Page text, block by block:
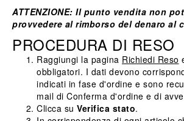
ATTENZIONE: Il punto vendita non
provvedere al rimborso del denaro al
PROCEDURA DI RESO
Raggiungi la pagina Richiedi Reso
obbligatori. I dati devono
indicati in fase d'ordine e sono
mail di Conferma d'ordine e di
Clicca su Verifica stato.